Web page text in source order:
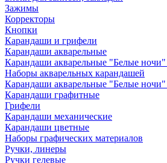
Зажимы
Корректоры
Кнопки
Карандаши и грифели
Карандаши акварельные
Карандаши акварельные "Белые
Наборы акварельных карандашей
Карандаши акварельные "Белые
Карандаши графитные
Грифели
Карандаши механические
Карандаши цветные
Наборы графических материалов
Ручки, линеры
Ручки гелевые